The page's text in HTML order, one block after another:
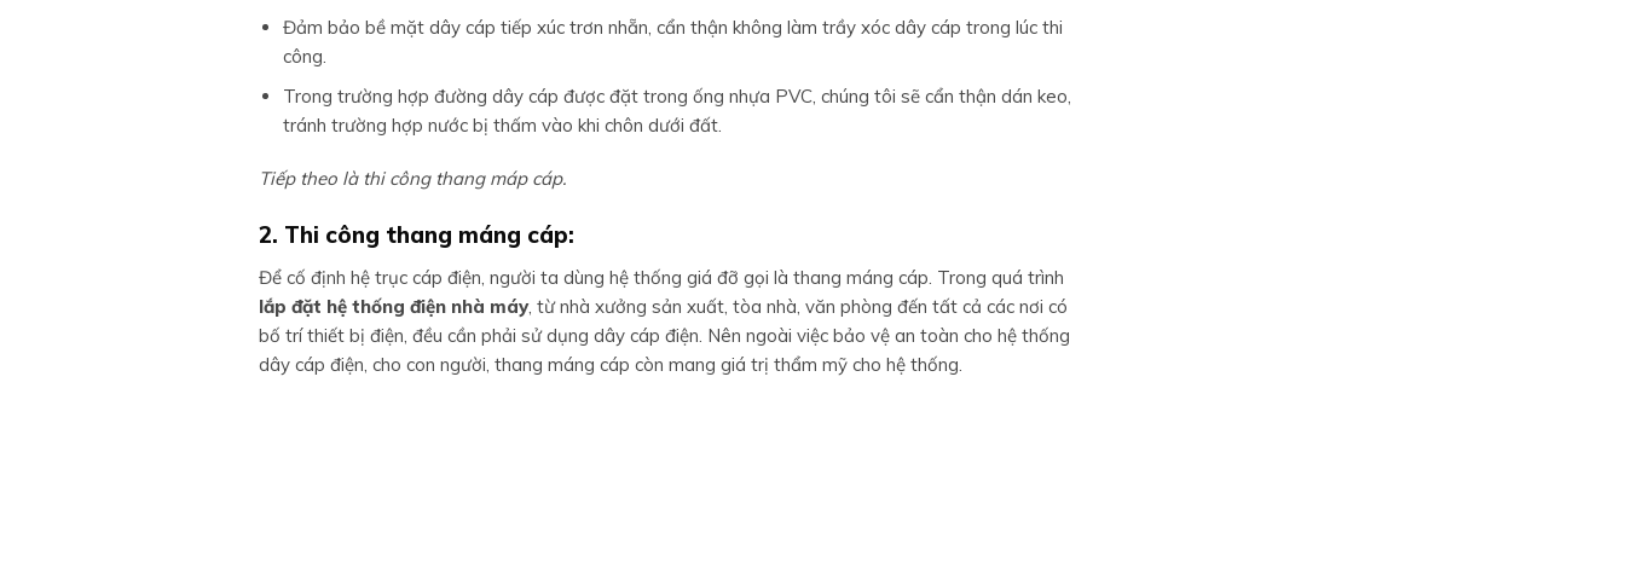
Đảm bảo bề mặt dây cáp tiếp xúc trơn nhẵn, cẩn thận không làm trầy xóc dây cáp trong lúc thi
công.
Trong trường hợp đường dây cáp được đặt trong ống nhựa PVC, chúng tôi sẽ cẩn thận dán keo,
tránh trường hợp nước bị thấm vào khi chôn dưới đất.
Tiếp theo là thi công thang máp cáp.
2. Thi công thang máng cáp:
Để cố định hệ trục cáp điện, người ta dùng hệ thống giá đỡ gọi là thang máng cáp. Trong quá trình
lắp đặt hệ thống điện nhà máy, từ nhà xưởng sản xuất, tòa nhà, văn phòng đến tất cả các nơi có
bố trí thiết bị điện, đều cần phải sử dụng dây cáp điện. Nên ngoài việc bảo vệ an toàn cho hệ thống
dây cáp điện, cho con người, thang máng cáp còn mang giá trị thẩm mỹ cho hệ thống.